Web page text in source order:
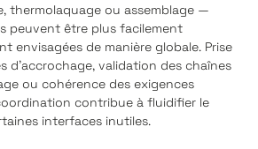
thermolaquage ou assemblage —
peuvent être plus facilement
envisagées de manière globale. Prise
d'accrochage, validation des chaînes
ou cohérence des exigences
contribue à fluidifier le
interfaces inutiles.